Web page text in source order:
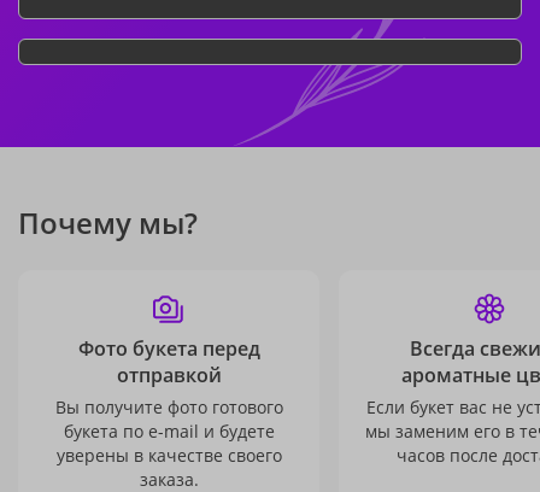
Почему мы?
Фото букета перед
отправкой
Вы получите фото готового
букета по e-mail и будете
уверены в качестве своего
заказа.
Всегда
ароматные
Если букет вас не
мы заменим его в
часов после